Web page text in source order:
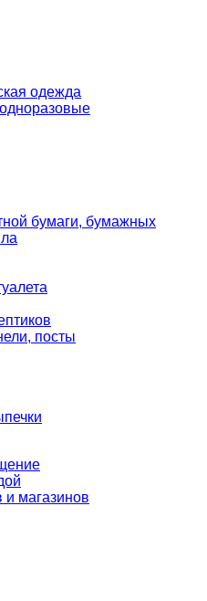
одежда
бумаги, бумажных
посты
и магазинов